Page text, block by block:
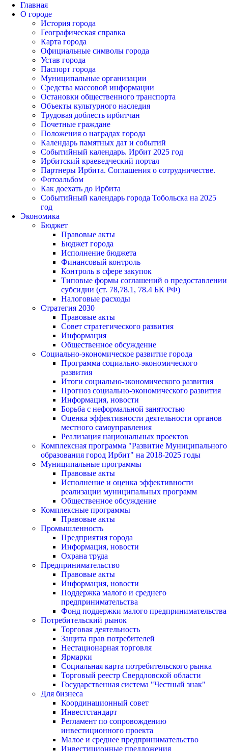
Главная
О городе
История города
Географическая справка
Карта города
Официальные символы города
Устав города
Паспорт города
Муниципальные организации
Средства массовой информации
Остановки общественного транспорта
Объекты культурного наследия
Трудовая доблесть ирбитчан
Почетные граждане
Положения о наградах города
Календарь памятных дат и событий
Событийный календарь. Ирбит 2025 год
Ирбитский краеведческий портал
Партнеры Ирбита. Соглашения о сотрудничестве.
Фотоальбом
Как доехать до Ирбита
Событийный календарь города Тобольска на 2025
год
Экономика
Бюджет
Правовые акты
Бюджет города
Исполнение бюджета
Финансовый контроль
Контроль в сфере закупок
Типовые формы соглашений о предоставлении
субсидии (ст. 78,78.1, 78.4 БК РФ)
Налоговые расходы
Стратегия 2030
Правовые акты
Совет стратегического развития
Информация
Общественное обсуждение
Социально-экономическое развитие города
Программа социально-экономического
развития
Итоги социально-экономического развития
Прогноз социально-экономического развития
Информация, новости
Борьба с неформальной занятостью
Оценка эффективности деятельности органов
местного самоуправления
Реализация национальных проектов
Комплексная программа "Развитие Муниципального
образования город Ирбит" на 2018-2025 годы
Муниципальные программы
Правовые акты
Исполнение и оценка эффективности
реализации муниципальных программ
Общественное обсуждение
Комплексные программы
Правовые акты
Промышленность
Предприятия города
Информация, новости
Охрана труда
Предпринимательство
Правовые акты
Информация, новости
Поддержка малого и среднего
предпринимательства
Фонд поддержки малого предпринимательства
Потребительский рынок
Торговая деятельность
Защита прав потребителей
Нестационарная торговля
Ярмарки
Социальная карта потребительского рынка
Торговый реестр Свердловской области
Государственная система "Честный знак"
Для бизнеса
Координационный совет
Инвестстандарт
Регламент по сопровождению
инвестиционного проекта
Малое и среднее предпринимательство
Инвестиционные предложения